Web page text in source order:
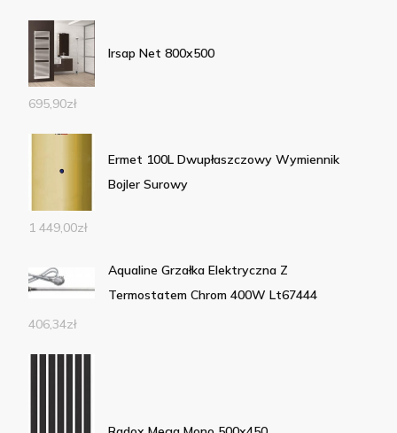
Irsap Net 800x500
695,90zł
Ermet 100L Dwupłaszczowy Wymiennik
Bojler Surowy
1 449,00zł
Aqualine Grzałka Elektryczna Z
Termostatem Chrom 400W Lt67444
406,34zł